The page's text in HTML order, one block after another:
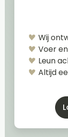
Wij
Voer
Leun
Altijd